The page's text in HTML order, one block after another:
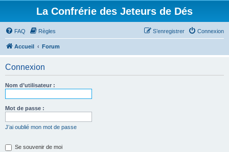
La Confrérie des Jeteurs de Dés
FAQ Règles Connexion
S’enregistrer
Accueil Forum
Connexion
Nom d’utilisateur :
Mot de passe :
J’ai oublié mon mot de passe
Se souvenir de moi